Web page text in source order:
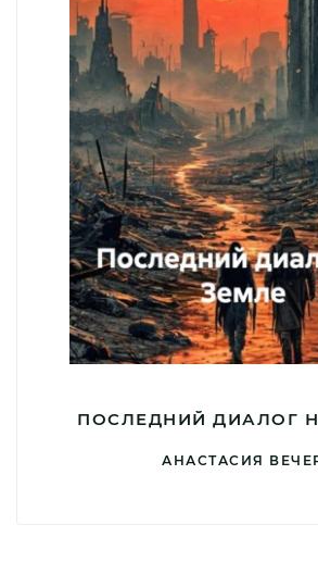
ПОСЛЕДНИЙ ДИАЛОГ
АНАСТАСИЯ